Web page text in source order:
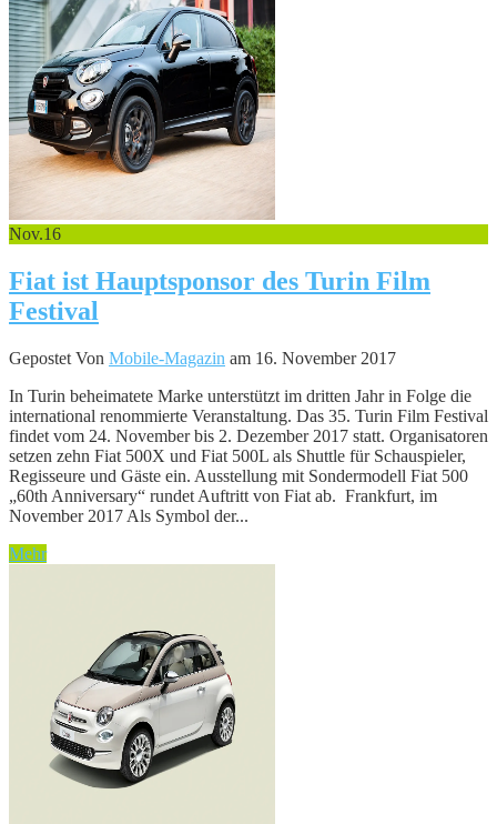
Nov.16
Fiat ist Hauptsponsor des Turin Film
Festival
Gepostet Von Mobile-Magazin am 16. November 2017
In Turin beheimatete Marke unterstützt im dritten Jahr in Folge die
international renommierte Veranstaltung. Das 35. Turin Film Festival
findet vom 24. November bis 2. Dezember 2017 statt. Organisatoren
setzen zehn Fiat 500X und Fiat 500L als Shuttle für Schauspieler,
Regisseure und Gäste ein. Ausstellung mit Sondermodell Fiat 500
„60th Anniversary“ rundet Auftritt von Fiat ab. Frankfurt, im
November 2017 Als Symbol der...
Mehr